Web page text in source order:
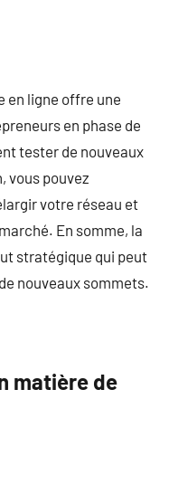
en ligne offre une
en phase de
tester de nouveaux
vous pouvez
votre réseau et
En somme, la
stratégique qui peut
nouveaux sommets.
matière de